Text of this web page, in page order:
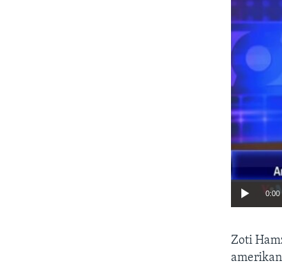
0:00
Zoti